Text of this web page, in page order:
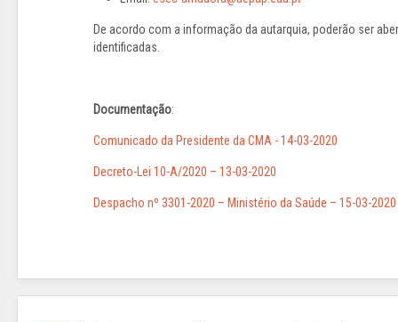
De acordo com a informação da autarquia, poderão ser
identificadas.
Documentação:
Comunicado da Presidente da CMA - 14-03-2020
Decreto-Lei 10-A/2020 – 13-03-2020
Despacho nº 3301-2020 – Ministério da Saúde – 15-03-2020